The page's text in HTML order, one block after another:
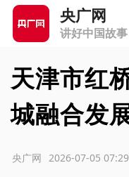
央广网
讲好中国故
天津市红
城融合发
2026-07-05
央广网